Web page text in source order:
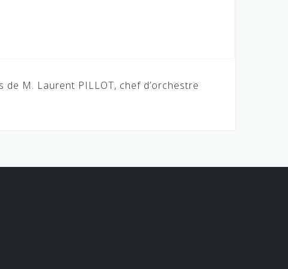
de M. Laurent PILLOT, chef d’orchestre